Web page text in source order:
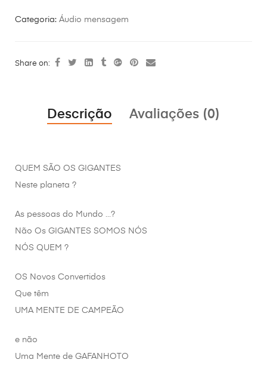
Categoria: Áudio mensagem
Share on:
Descrição Avaliações (0)
QUEM SÃO OS GIGANTES
Neste planeta ?
As pessoas do Mundo …?
Não Os GIGANTES SOMOS NÓS
NÓS QUEM ?
OS Novos Convertidos
Que têm
UMA MENTE DE CAMPEÃO
e não
Uma Mente de GAFANHOTO